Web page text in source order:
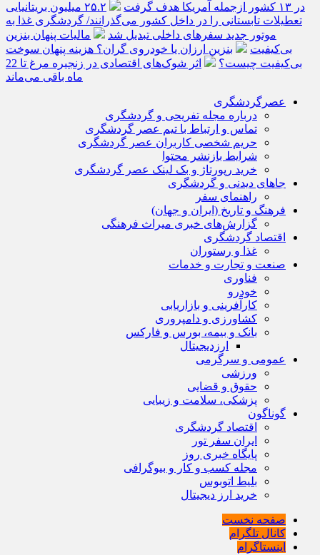
در ۱۳ کشور ازجمله آمریکا هدف گرفت
۲۵.۲ میلیون بریتانیایی
تعطیلات تابستانی را در داخل کشور می‌گذرانند/ گردشگری غذا به
موتور جدید سفرهای داخلی تبدیل شد
مالیات پنهان بنزین
بی‌کیفیت
بنزین ارزان یا خودروی گران؟ هزینه پنهان سوخت
بی‌کیفیت چیست؟
اثر شوک‌های اقتصادی در زنجیره مرغ تا 22
ماه باقی می‌ماند
عصرگردشگری
درباره مجله تفریحی و گردشگری
تماس و ارتباط با تیم عصر گردشگری
حریم شخصی کاربران عصر گردشگری
شرایط بازنشر محتوا
خرید رپورتاژ و بک لینک عصر گردشگری
جاهای دیدنی و گردشگری
راهنمای سفر
فرهنگ و تاریخ (ایران و جهان)
گزارش‌های خبری میراث فرهنگی
اقتصاد گردشگری
غذا و رستوران
صنعت و تجارت و خدمات
فناوری
خودرو
کارآفرینی و بازاریابی
کشاورزی و دامپروری
بانک و بیمه، بورس و فارکس
ارزدیجیتال
عمومی و سرگرمی
ورزشی
حقوق و قضایی
پزشکی، سلامت و زیبایی
گوناگون
اقتصاد گردشگری
ایران سفر تور
پایگاه خبری روز
مجله کسب و کار و بیوگرافی
بلیط اتوبوس
خرید ارز دیجیتال
صفحه نخست
کانال تلگرام
اینستاگرام